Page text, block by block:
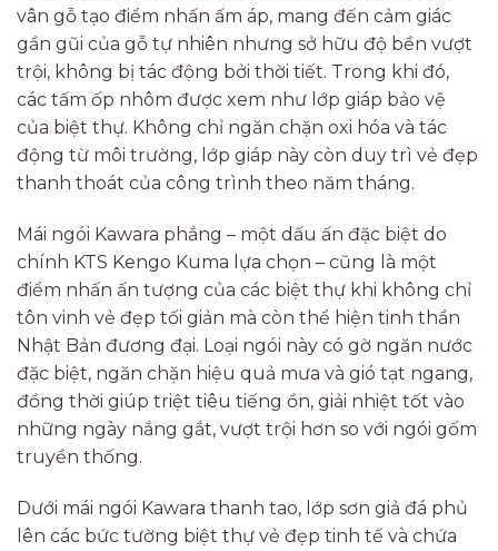
vân gỗ tạo điểm nhấn ấm áp, mang đến cảm giác
gần gũi của gỗ tự nhiên nhưng sở hữu độ bền vượt
trội, không bị tác động bởi thời tiết. Trong khi đó,
các tấm ốp nhôm được xem như lớp giáp bảo vệ
của biệt thự. Không chỉ ngăn chặn oxi hóa và tác
động từ môi trường, lớp giáp này còn duy trì vẻ đẹp
thanh thoát của công trình theo năm tháng.
Mái ngói Kawara phẳng – một dấu ấn đặc biệt do
chính KTS Kengo Kuma lựa chọn – cũng là một
điểm nhấn ấn tượng của các biệt thự khi không chỉ
tôn vinh vẻ đẹp tối giản mà còn thể hiện tinh thần
Nhật Bản đương đại. Loại ngói này có gờ ngăn nước
đặc biệt, ngăn chặn hiệu quả mưa và gió tạt ngang,
đồng thời giúp triệt tiêu tiếng ồn, giải nhiệt tốt vào
những ngày nắng gắt, vượt trội hơn so với ngói gốm
truyền thống.
Dưới mái ngói Kawara thanh tao, lớp sơn giả đá phủ
lên các bức tường biệt thự vẻ đẹp tinh tế và chứa